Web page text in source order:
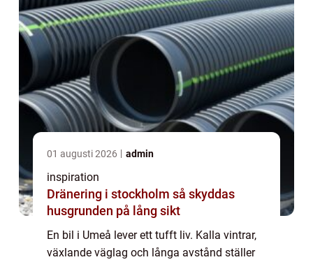
01 augusti 2026 admin
inspiration
Dränering i stockholm så skyddas
husgrunden på lång sikt
En bil i Umeå lever ett tufft liv. Kalla vintrar,
växlande väglag och långa avstånd ställer